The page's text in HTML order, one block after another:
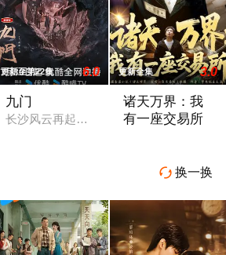
更新至第22集 6.0
九门
长沙风云再起之时，张启山（陈伟霆 饰
更新全集 3.0
诸天万界：我
有一座交易所
 换一换